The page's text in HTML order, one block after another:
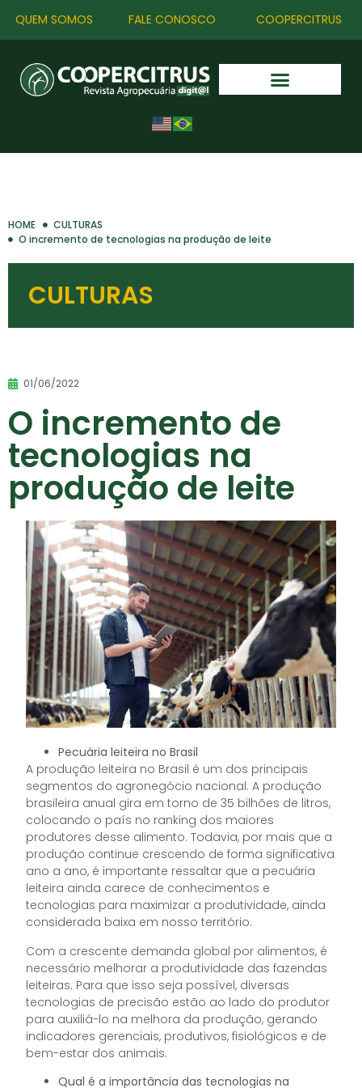
QUEM SOMOS FALE CONOSCO COOPERCITRUS
HOME
CULTURAS
O incremento de tecnologias na produção de leite
CULTURAS
01/06/2022
O incremento de
tecnologias na
produção de leite
Pecuária leiteira no Brasil
A produção leiteira no Brasil é um dos principais
segmentos do agronegócio nacional. A produção
brasileira anual gira em torno de 35 bilhões de litros,
colocando o país no ranking dos maiores
produtores desse alimento. Todavia, por mais que a
produção continue crescendo de forma significativa
ano a ano, é importante ressaltar que a pecuária
leiteira ainda carece de conhecimentos e
tecnologias para maximizar a produtividade, ainda
considerada baixa em nosso território.
Com a crescente demanda global por alimentos, é
necessário melhorar a produtividade das fazendas
leiteiras. Para que isso seja possível, diversas
tecnologias de precisão estão ao lado do produtor
para auxiliá-lo na melhora da produção, gerando
indicadores gerenciais, produtivos, fisiológicos e de
bem-estar dos animais.
Qual é a importância das tecnologias na